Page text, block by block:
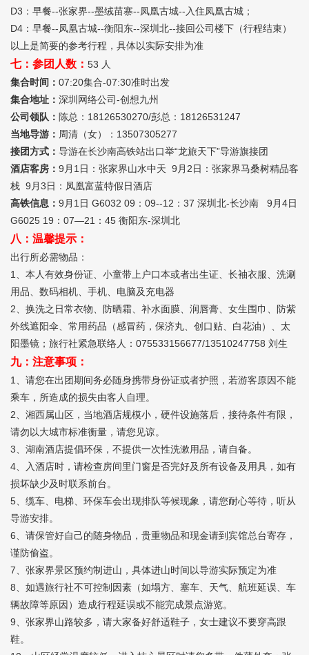
D3：早餐--张家界--墨绒苗寨--凤凰古城--入住凤凰古城；
D4：早餐--凤凰古城--衡阳东--深圳北--接回公司楼下（行程结束）
以上是简要的参考行程，具体以实际安排为准
七：参团人数： 53 人
集合时间： 07:20集合-07:30准时出发
集合地址： 深圳网络公司-创想九州
公司领队： 陈总：18126530270/彭总：18126531247
当地导游： 周清（女）：13507305277
接团方式： 导游在长沙南高铁站出口举“龙旅天下”导游旗接团
酒店客房： 9月1日：张家界山水中天 9月2日：张家界马桑树精品客
栈 9月3日：凤凰富蓝特假日酒店
高铁信息： 9月1日 G6032 09：09--12：37 深圳北-长沙南 9月4日
G6025 19：07—21：45 衡阳东-深圳北
八：温馨提示：
出行所必需物品：
1、本人有效身份证、小童带上户口本或者出生证、长袖衣服、洗涮
用品、数码相机、手机、电脑及充电器
2、换洗之日常衣物、防晒霜、补水面膜、润唇膏、女生围巾、防紫
外线遮阳伞、常用药品（感冒药，保济丸、创口贴、白花油）、太
阳墨镜；旅行社紧急联络人：075533156677/13510247758 刘生
九：注意事项：
1、请您在出团期间务必随身携带身份证或者护照，若游客原因不能
乘车，所造成的损失由客人自理。
2、湘西属山区，当地酒店规模小，硬件设施落后，接待条件有限，
请勿以大城市标准衡量，请您见谅。
3、湖南酒店提倡环保，不提供一次性洗漱用品，请自备。
4、入酒店时，请检查房间里门窗是否完好及所有设备及用具，如有
损坏缺少及时联系前台。
5、缆车、电梯、环保车会出现排队等候现象，请您耐心等待，听从
导游安排。
6、请保管好自己的随身物品，贵重物品和现金请到宾馆总台寄存，
谨防偷盗。
7、张家界景区预约制进山，具体进山时间以导游实际预定为准
8、如遇旅行社不可控制因素（如塌方、塞车、天气、航班延误、车
辆故障等原因）造成行程延误或不能完成景点游览。
9、张家界山路较多，请大家备好舒适鞋子，女士建议不要穿高跟
鞋。